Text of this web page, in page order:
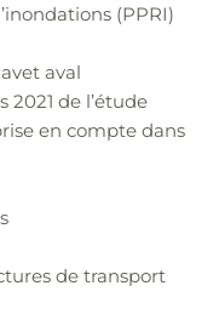
(PPRI)
aval
2021 de l’étude
en compte dans
de transport